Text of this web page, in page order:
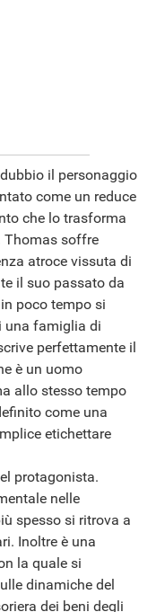
il personaggio
come un reduce
che lo trasforma
Thomas soffre
atroce vissuta di
il suo passato da
poco tempo si
una famiglia di
perfettamente il
è un uomo
allo stesso tempo
come una
etichettare
protagonista.
nelle
spesso si ritrova a
Inoltre è una
la quale si
dinamiche del
dei beni degli